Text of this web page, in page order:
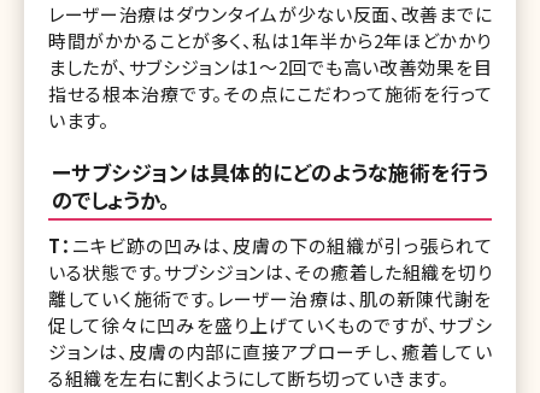
レーザー治療はダウンタイムが少ない反面、改善までに
時間がかかることが多く、私は1年半から2年ほどかかり
ましたが、サブシジョンは1～2回でも高い改善効果を目
指せる根本治療です。その点にこだわって施術を行って
います。
ーサブシジョンは具体的にどのような施術を行う
のでしょうか。
T： ニキビ跡の凹みは、皮膚の下の組織が引っ張られて
いる状態です。サブシジョンは、その癒着した組織を切り
離していく施術です。レーザー治療は、肌の新陳代謝を
促して徐々に凹みを盛り上げていくものですが、サブシ
ジョンは、皮膚の内部に直接アプローチし、癒着してい
る組織を左右に割くようにして断ち切っていきます。